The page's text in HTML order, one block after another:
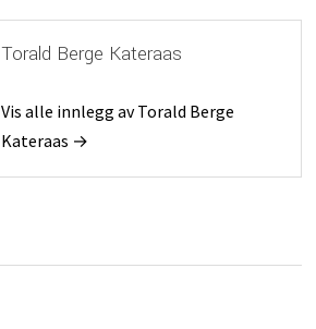
Torald Berge Kateraas
Vis alle innlegg av Torald Berge
Kateraas →